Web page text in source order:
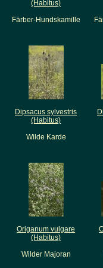
(Habitus)
Färber-Hundskamille
Dipsacus sylvestris
(Habitus)
Wilde Karde
Origanum vulgare
(Habitus)
Wilder Majoran